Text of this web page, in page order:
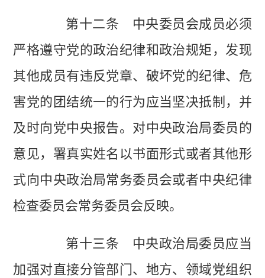
第十二条 中央委员会成员必须
严格遵守党的政治纪律和政治规矩，发现
其他成员有违反党章、破坏党的纪律、危
害党的团结统一的行为应当坚决抵制，并
及时向党中央报告。对中央政治局委员的
意见，署真实姓名以书面形式或者其他形
式向中央政治局常务委员会或者中央纪律
检查委员会常务委员会反映。
第十三条 中央政治局委员应当
加强对直接分管部门、地方、领域党组织